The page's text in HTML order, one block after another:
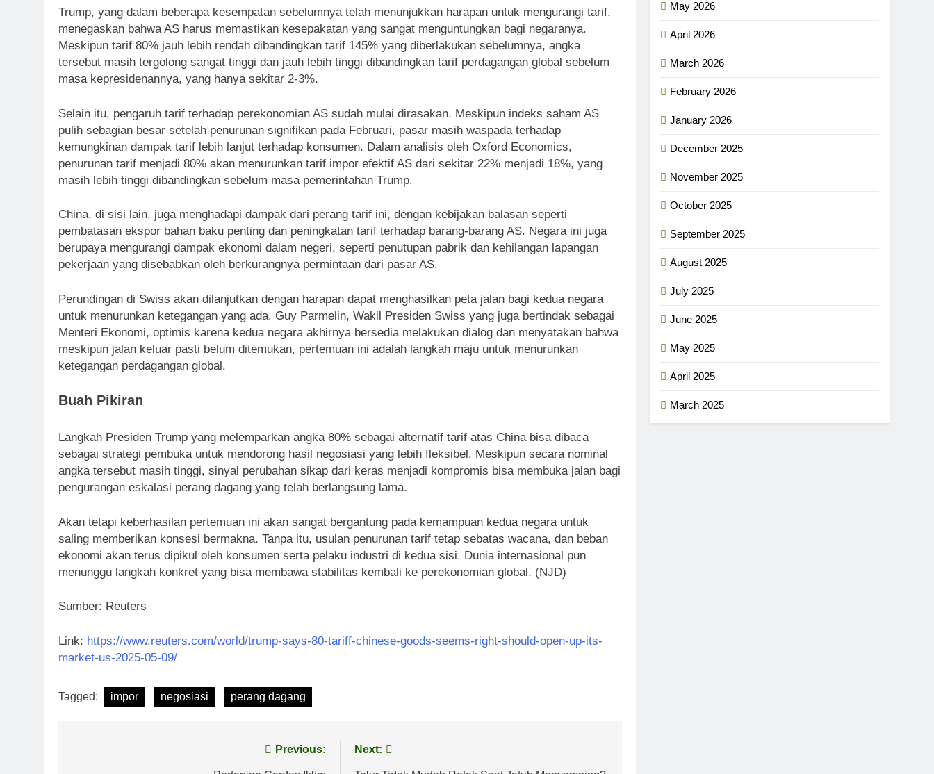
Trump, yang dalam beberapa kesempatan sebelumnya telah menunjukkan harapan untuk mengurangi tarif,
menegaskan bahwa AS harus memastikan kesepakatan yang sangat menguntungkan bagi negaranya.
Meskipun tarif 80% jauh lebih rendah dibandingkan tarif 145% yang diberlakukan sebelumnya, angka
tersebut masih tergolong sangat tinggi dan jauh lebih tinggi dibandingkan tarif perdagangan global sebelum
masa kepresidenannya, yang hanya sekitar 2-3%.
Selain itu, pengaruh tarif terhadap perekonomian AS sudah mulai dirasakan. Meskipun indeks saham AS
pulih sebagian besar setelah penurunan signifikan pada Februari, pasar masih waspada terhadap
kemungkinan dampak tarif lebih lanjut terhadap konsumen. Dalam analisis oleh Oxford Economics,
penurunan tarif menjadi 80% akan menurunkan tarif impor efektif AS dari sekitar 22% menjadi 18%, yang
masih lebih tinggi dibandingkan sebelum masa pemerintahan Trump.
China, di sisi lain, juga menghadapi dampak dari perang tarif ini, dengan kebijakan balasan seperti
pembatasan ekspor bahan baku penting dan peningkatan tarif terhadap barang-barang AS. Negara ini juga
berupaya mengurangi dampak ekonomi dalam negeri, seperti penutupan pabrik dan kehilangan lapangan
pekerjaan yang disebabkan oleh berkurangnya permintaan dari pasar AS.
Perundingan di Swiss akan dilanjutkan dengan harapan dapat menghasilkan peta jalan bagi kedua negara
untuk menurunkan ketegangan yang ada. Guy Parmelin, Wakil Presiden Swiss yang juga bertindak sebagai
Menteri Ekonomi, optimis karena kedua negara akhirnya bersedia melakukan dialog dan menyatakan bahwa
meskipun jalan keluar pasti belum ditemukan, pertemuan ini adalah langkah maju untuk menurunkan
ketegangan perdagangan global.
Buah Pikiran
Langkah Presiden Trump yang melemparkan angka 80% sebagai alternatif tarif atas China bisa dibaca
sebagai strategi pembuka untuk mendorong hasil negosiasi yang lebih fleksibel. Meskipun secara nominal
angka tersebut masih tinggi, sinyal perubahan sikap dari keras menjadi kompromis bisa membuka jalan bagi
pengurangan eskalasi perang dagang yang telah berlangsung lama.
Akan tetapi keberhasilan pertemuan ini akan sangat bergantung pada kemampuan kedua negara untuk
saling memberikan konsesi bermakna. Tanpa itu, usulan penurunan tarif tetap sebatas wacana, dan beban
ekonomi akan terus dipikul oleh konsumen serta pelaku industri di kedua sisi. Dunia internasional pun
menunggu langkah konkret yang bisa membawa stabilitas kembali ke perekonomian global. (NJD)
Sumber: Reuters
Link: https://www.reuters.com/world/trump-says-80-tariff-chinese-goods-seems-right-should-open-up-its-
market-us-2025-05-09/
Tagged: impor negosiasi perang dagang
Previous: Next:
May 2026
April 2026
March 2026
February 2026
January 2026
December 2025
November 2025
October 2025
September 2025
August 2025
July 2025
June 2025
May 2025
April 2025
March 2025